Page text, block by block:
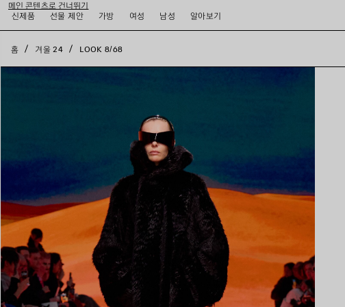
메인 콘텐츠로 건너뛰기
신제품
선물 제안 가방 여성 남성 알아보기
홈 겨울 24 LOOK 8/68
close the banner